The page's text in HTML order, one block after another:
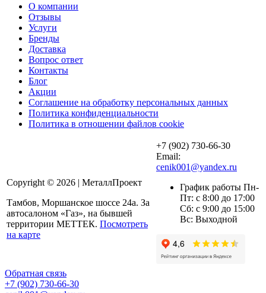
О компании
Отзывы
Услуги
Бренды
Доставка
Вопрос ответ
Контакты
Блог
Акции
Соглашение на обработку персональных данных
Политика конфиденциальности
Политика в отношении файлов cookie
Copyright © 2026 | МеталлПроект
Тамбов, Моршанское шоссе 24а. За
автосалоном «Газ», на бывшей
территории МЕТТЕК. Посмотреть
на карте
+7 (902) 730-66-30
Email:
cenik001@yandex.ru
График работы Пн-
Пт: с 8:00 до 17:00
Сб: с 9:00 до 15:00
Вс: Выходной
Обратная связь
+7 (902) 730-66-30